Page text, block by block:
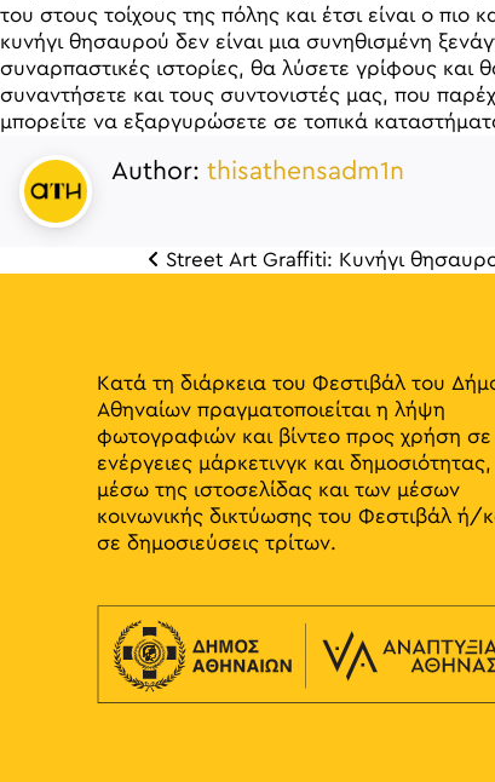
του στους τοίχους της πόλης και έτσι είναι ο
κυνήγι θησαυρού δεν είναι μια συνηθισμένη
συναρπαστικές ιστορίες, θα λύσετε γρίφους και
συναντήσετε και τους συντονιστές μας, που
μπορείτε να εξαργυρώσετε σε τοπικά
Author: thisathensadm1n
Street Art Graffiti: Κυνήγι
Κατά τη διάρκεια του Φεστιβάλ του
Αθηναίων πραγματοποιείται η λήψη
φωτογραφιών και βίντεο προς χρήση σε
ενέργειες μάρκετινγκ και δημοσιότητας,
μέσω της ιστοσελίδας και των μέσων
κοινωνικής δικτύωσης του Φεστιβάλ ή/
σε δημοσιεύσεις τρίτων.